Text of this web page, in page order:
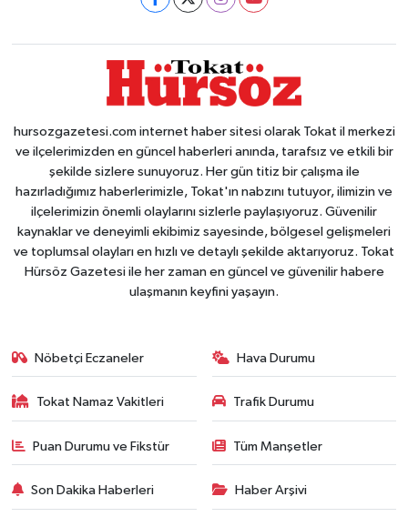
hursozgazetesi.com internet haber sitesi olarak Tokat il merkezi
ve ilçelerimizden en güncel haberleri anında, tarafsız ve etkili bir
şekilde sizlere sunuyoruz. Her gün titiz bir çalışma ile
hazırladığımız haberlerimizle, Tokat'ın nabzını tutuyor, ilimizin ve
ilçelerimizin önemli olaylarını sizlerle paylaşıyoruz. Güvenilir
kaynaklar ve deneyimli ekibimiz sayesinde, bölgesel gelişmeleri
ve toplumsal olayları en hızlı ve detaylı şekilde aktarıyoruz. Tokat
Hürsöz Gazetesi ile her zaman en güncel ve güvenilir habere
ulaşmanın keyfini yaşayın.
Nöbetçi Eczaneler Hava Durumu
Tokat Namaz Vakitleri Trafik Durumu
Puan Durumu ve Fikstür Tüm Manşetler
Son Dakika Haberleri Haber Arşivi